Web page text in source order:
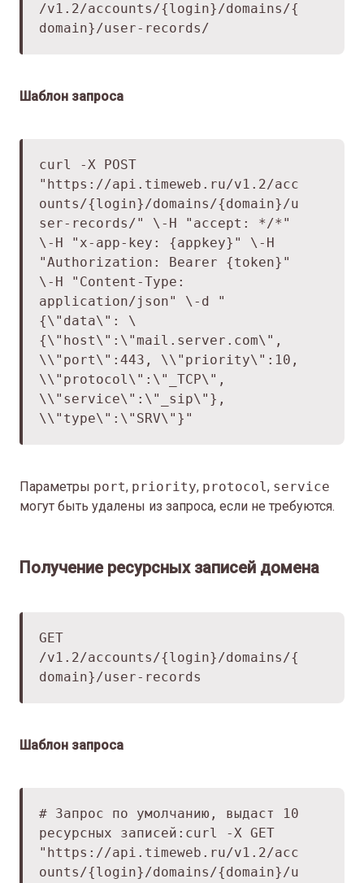
/v1.2/accounts/{login}/domains/{
domain}/user-records/
Шаблон запроса
curl -X POST
" https://api.timeweb.ru/v1.2/acc
ounts/{login}/domains/{domain}/u
ser-records/" \ -H "accept: */*"
\ -H "x-app-key: {appkey}" \ -H
"Authorization: Bearer {token}"
\ -H "Content-Type:
application/json" \ -d "
{\"data\": \
{\"host\":\"mail.server.com\",
\\"port\":443, \\"priority\":10,
\\"protocol\":\"_TCP\",
\\"service\":\"_sip\"},
\\"type\":\"SRV\"}"
Параметры port, priority, protocol, service
могут быть удалены из запроса, если не требуются.
Получение ресурсных записей домена
GET
/v1.2/accounts/{login}/domains/{
domain}/user-records
Шаблон запроса
# Запрос по умолчанию, выдаст 10
ресурсных записей: curl -X GET
"https://api.timeweb.ru/v1.2/acc
ounts/{login}/domains/{domain}/u